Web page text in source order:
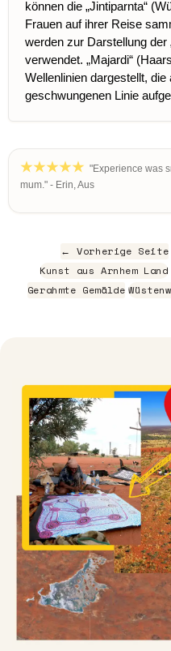
können die „Jintiparnta“
Frauen auf ihrer Reise
werden zur Darstellung der
verwendet. „Majardi“
Wellenlinien dargestellt, die
geschwungenen Linie
"Experience was
mum." - Erin, Aus
← Vorherige Seite
Kunst aus Arnhem Land
Gerahmte Gemälde